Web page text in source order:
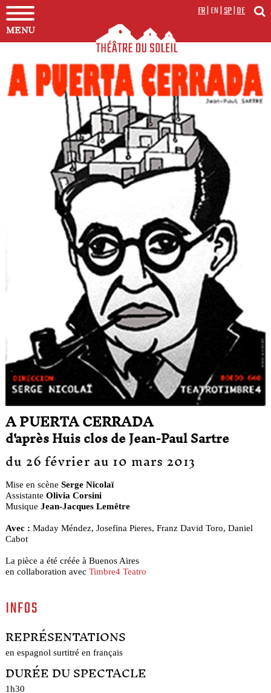
MENU
FR|EN|SP|DE
A PUERTA CERRADA
d'après Huis clos de Jean-Paul Sartre
du 26 février au 10 mars 2013
Mise en scène Serge Nicolaï
Assistante Olivia Corsini
Musique Jean-Jacques Lemêtre
Avec : Maday Méndez, Josefina Pieres, Franz David Toro, Daniel
Cabot
La pièce a été créée à Buenos Aires
en collaboration avec Timbre4 Teatro
INFOS
REPRÉSENTATIONS
en espagnol surtitré en français
DURÉE DU SPECTACLE
1h30